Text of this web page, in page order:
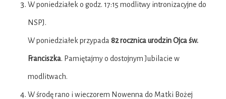
W poniedziałek o godz. 17:15 modlitwy intronizacyjne do
NSPJ.
W poniedziałek przypada 82 rocznica urodzin Ojca św.
Franciszka. Pamiętajmy o dostojnym Jubilacie w
modlitwach.
W środę rano i wieczorem Nowenna do Matki Bożej